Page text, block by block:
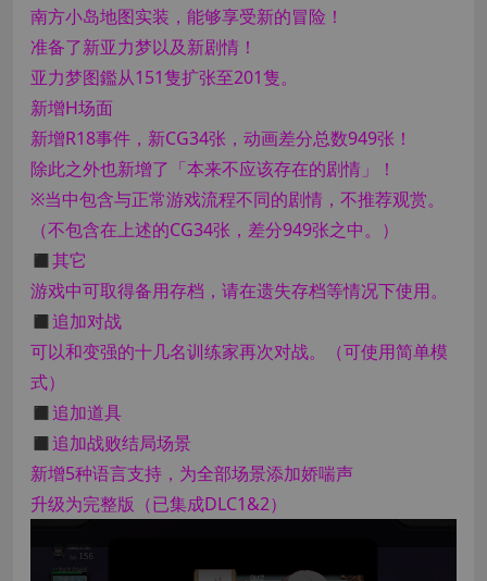
南方小岛地图实装，能够享受新的冒险！
准备了新亚力梦以及新剧情！
亚力梦图鑑从151隻扩张至201隻。
新增H场面
新增R18事件，新CG34张，动画差分总数949张！
除此之外也新增了「本来不应该存在的剧情」！
※当中包含与正常游戏流程不同的剧情，不推荐观赏。
（不包含在上述的CG34张，差分949张之中。）
◼️其它
游戏中可取得备用存档，请在遗失存档等情况下使用。
◼︎追加对战
可以和变强的十几名训练家再次对战。（可使用简单模
式）
◼︎追加道具
◼︎追加战败结局场景
新增5种语言支持，为全部场景添加娇喘声
升级为完整版（已集成DLC1&2）